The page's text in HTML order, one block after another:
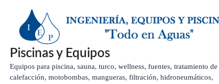
contenido
Piscinas y Equipos
Equipos para piscina, sauna, turco, wellness, fuentes, tratamiento de
calefacción, motobombas, mangueras, filtración, hidroneumáticos,